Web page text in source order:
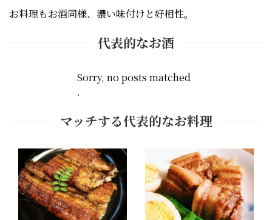
お料理もお酒同様、濃い味付けと好相性。
代表的なお酒
Sorry, no posts matched
.
マッチする代表的なお料理